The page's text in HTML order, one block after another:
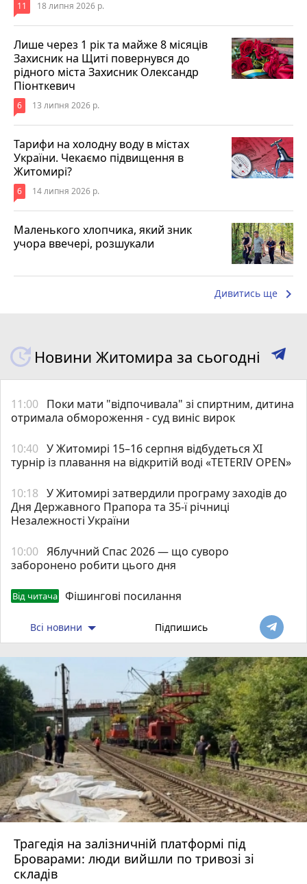
11 18 липня 2026 р.
Лише через 1 рік та майже 8 місяців
Захисник на Щиті повернувся до
рідного міста Захисник Олександр
Піонткевич
6 13 липня 2026 р.
Тарифи на холодну воду в містах
України. Чекаємо підвищення в
Житомирі?
6 14 липня 2026 р.
Маленького хлопчика, який зник
учора ввечері, розшукали
Дивитись ще keyboard_arrow_right
Новини Житомира за сьогодні
11:00 Поки мати "відпочивала" зі спиртним, дитина
отримала обмороження - суд виніс вирок
10:40 У Житомирі 15–16 серпня відбудеться XI
турнір із плавання на відкритій воді «TETERIV OPEN»
10:18 У Житомирі затвердили програму заходів до
Дня Державного Прапора та 35-ї річниці
Незалежності України
10:00 Яблучний Спас 2026 — що суворо
заборонено робити цього дня
Від читача Фішингові посилання
Всі новини Підпишись
Трагедія на залізничній платформі під
Броварами: люди вийшли по тривозі зі
складів